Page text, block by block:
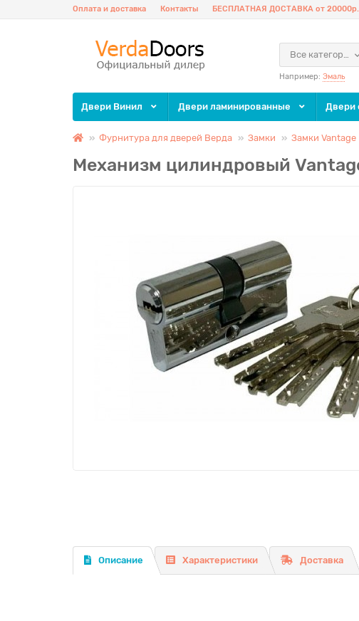
Оплата и доставка Контакты БЕСПЛАТНАЯ ДОСТАВКА от 20000р.
Все категории
Например: Эмаль
Двери Винил Двери ламинированные Двери
Фурнитура для дверей Верда Замки Замки Vantage
Механизм цилиндровый
Описание Характеристики Доставка